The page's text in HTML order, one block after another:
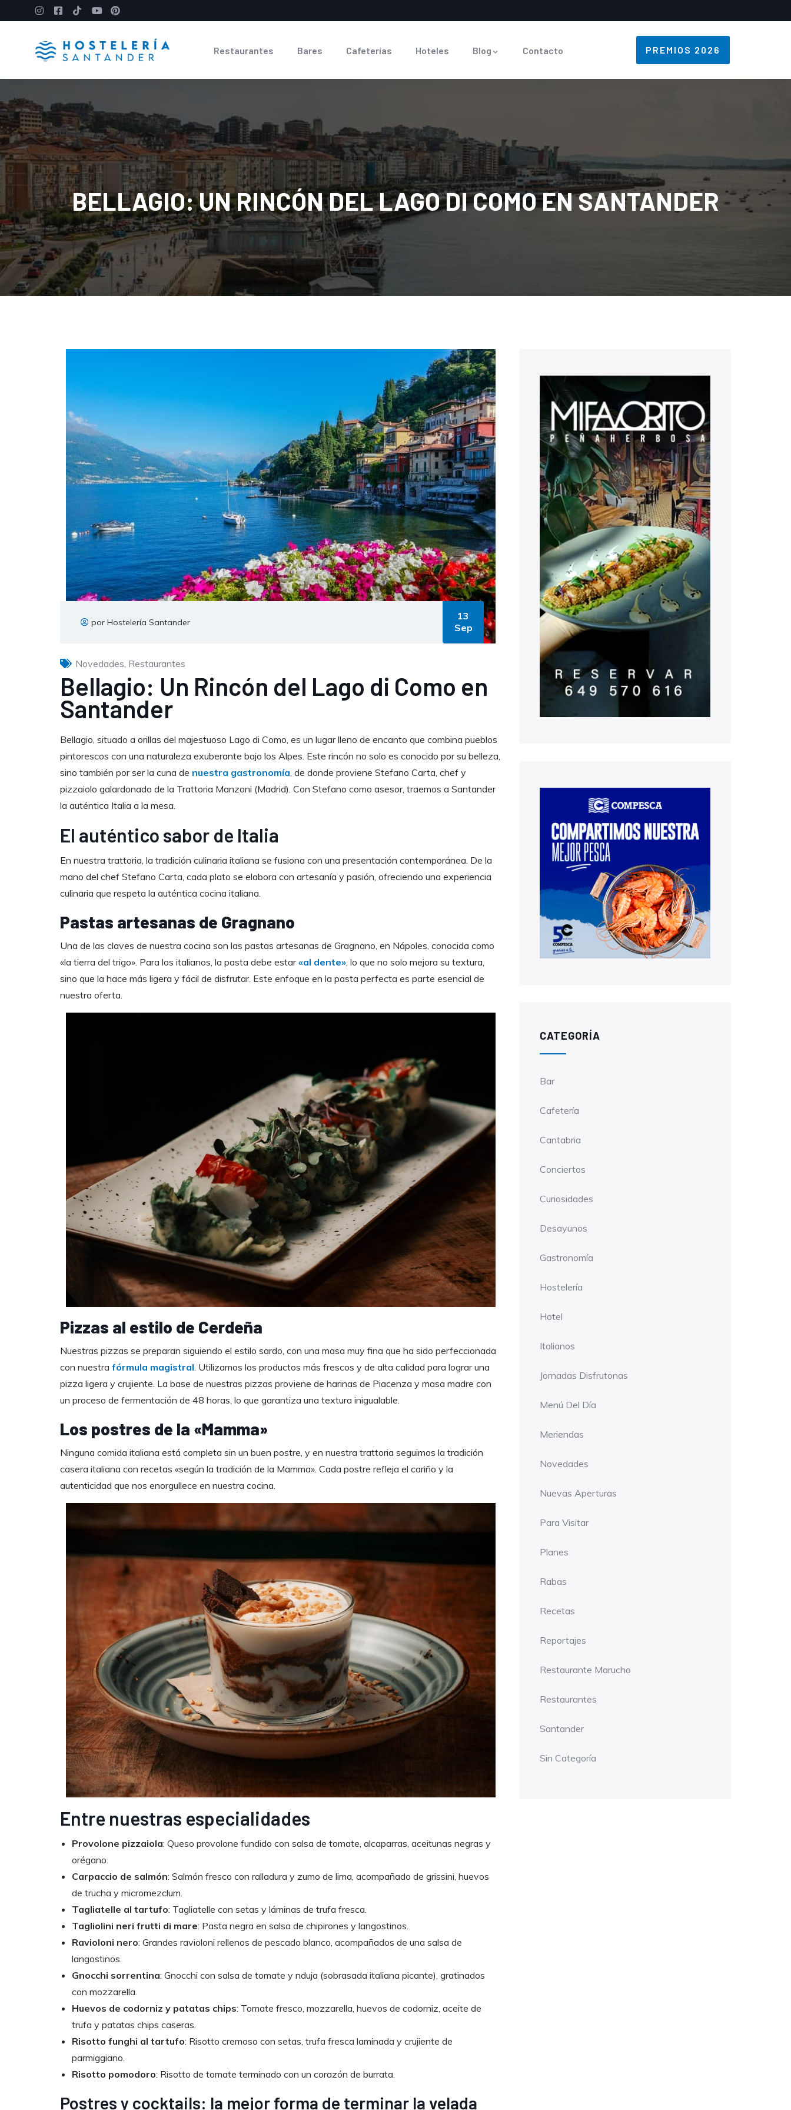
Restaurantes Bares Cafeterías Hoteles Blog Contacto PREMIOS 2026
BELLAGIO: UN RINCÓN DEL LAGO DI COMO EN SANTANDER
por Hostelería Santander
13
Sep
Novedades, Restaurantes
Bellagio: Un Rincón del Lago di Como en
Santander
Bellagio, situado a orillas del majestuoso Lago di Como, es un lugar lleno de encanto que combina pueblos
pintorescos con una naturaleza exuberante bajo los Alpes. Este rincón no solo es conocido por su belleza,
sino también por ser la cuna de nuestra gastronomía, de donde proviene Stefano Carta, chef y
pizzaiolo galardonado de la Trattoria Manzoni (Madrid). Con Stefano como asesor, traemos a Santander
la auténtica Italia a la mesa.
El auténtico sabor de Italia
En nuestra trattoria, la tradición culinaria italiana se fusiona con una presentación contemporánea. De la
mano del chef Stefano Carta, cada plato se elabora con artesanía y pasión, ofreciendo una experiencia
culinaria que respeta la auténtica cocina italiana.
Pastas artesanas de Gragnano
Una de las claves de nuestra cocina son las pastas artesanas de Gragnano, en Nápoles, conocida como
«la tierra del trigo». Para los italianos, la pasta debe estar«al dente», lo que no solo mejora su textura,
sino que la hace más ligera y fácil de disfrutar. Este enfoque en la pasta perfecta es parte esencial de
nuestra oferta.
Pizzas al estilo de Cerdeña
Nuestras pizzas se preparan siguiendo el estilo sardo, con una masa muy fina que ha sido perfeccionada
con nuestra fórmula magistral. Utilizamos los productos más frescos y de alta calidad para lograr una
pizza ligera y crujiente. La base de nuestras pizzas proviene de harinas de Piacenza y masa madre con
un proceso de fermentación de 48 horas, lo que garantiza una textura inigualable.
Los postres de la «Mamma»
Ninguna comida italiana está completa sin un buen postre, y en nuestra trattoria seguimos la tradición
casera italiana con recetas «según la tradición de la Mamma». Cada postre refleja el cariño y la
autenticidad que nos enorgullece en nuestra cocina.
Entre nuestras especialidades
Provolone pizzaiola: Queso provolone fundido con salsa de tomate, alcaparras, aceitunas negras y
orégano.
Carpaccio de salmón: Salmón fresco con ralladura y zumo de lima, acompañado de grissini, huevos
de trucha y micromezclum.
Tagliatelle al tartufo: Tagliatelle con setas y láminas de trufa fresca.
Tagliolini neri frutti di mare: Pasta negra en salsa de chipirones y langostinos.
Ravioloni nero: Grandes ravioloni rellenos de pescado blanco, acompañados de una salsa de
langostinos.
Gnocchi sorrentina: Gnocchi con salsa de tomate y nduja (sobrasada italiana picante), gratinados
con mozzarella.
Huevos de codorniz y patatas chips: Tomate fresco, mozzarella, huevos de codorniz, aceite de
trufa y patatas chips caseras.
Risotto funghi al tartufo: Risotto cremoso con setas, trufa fresca laminada y crujiente de
parmiggiano.
Risotto pomodoro: Risotto de tomate terminado con un corazón de burrata.
Postres y cocktails: la mejor forma de terminar la velada
CATEGORÍA
Bar
Cafetería
Cantabria
Conciertos
Curiosidades
Desayunos
Gastronomía
Hostelería
Hotel
Italianos
Jornadas Disfrutonas
Menú Del Día
Meriendas
Novedades
Nuevas Aperturas
Para Visitar
Planes
Rabas
Recetas
Reportajes
Restaurante Marucho
Restaurantes
Santander
Sin Categoría